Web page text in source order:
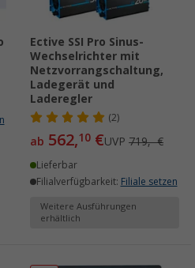
Ective SSI Pro Sinus-
Wechselrichter mit
Netzvorrangschaltung,
Ladegerät und
Laderegler
(2)
ab 562,10 €UVP 719,- €
Lieferbar
Filialverfügbarkeit: Filiale setzen
Weitere Ausführungen
erhältlich